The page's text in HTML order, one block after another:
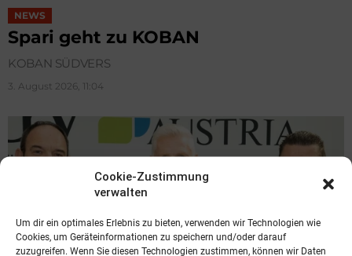
Cookie-Zustimmung
verwalten
Um dir ein optimales Erlebnis zu bieten, verwenden wir Technologien wie
Cookies, um Geräteinformationen zu speichern und/oder darauf
zuzugreifen. Wenn Sie diesen Technologien zustimmen, können wir Daten
NEWS
Spari geht zu KOBAN
KOBAN SÜDVERS
3. August 2026, 11:04